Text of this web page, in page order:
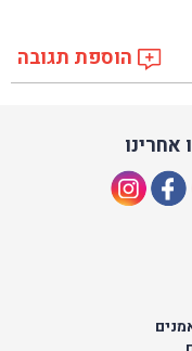
הוספת תגובה
אחרינו